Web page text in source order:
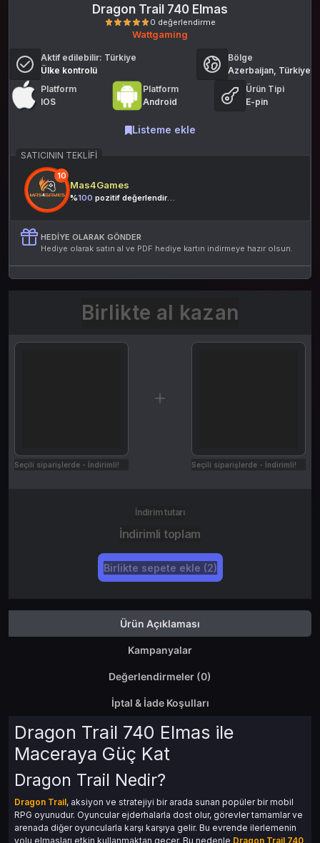
Dragon Trail 740 Elmas
0 değerlendirme
Wattgaming
Aktif edilebilir: Türkiye
Ülke kontrolü
Bölge
Azerbaijan, Türkiye
Platform
IOS
Platform
Android
Ürün Tipi
E-pin
Listeme ekle
SATICININ TEKLIFI
10
Mas4Games
%100 pozitif değerlendirme
HEDIYE OLARAK GÖNDER
Hediye olarak satın al ve PDF hediye kartın indirmeye hazır olsun.
Birlikte al kazan
Seçili siparişlerde - İndirimli! Seçili siparişlerde - İndirimli!
İndirim tutarı
İndirimli toplam
Birlikte sepete ekle (2)
Ürün Açıklaması
Kampanyalar
Değerlendirmeler (0)
İptal & İade Koşulları
Dragon Trail 740 Elmas ile
Maceraya Güç Kat
Dragon Trail Nedir?
Dragon Trail, aksiyon ve stratejiyi bir arada sunan popüler bir mobil
RPG oyunudur. Oyuncular ejderhalarla dost olur, görevler tamamlar ve
arenada diğer oyuncularla karşı karşıya gelir. Bu evrende ilerlemenin
yolu elmasları etkin kullanmaktan geçer. Bu nedenle Dragon Trail 740